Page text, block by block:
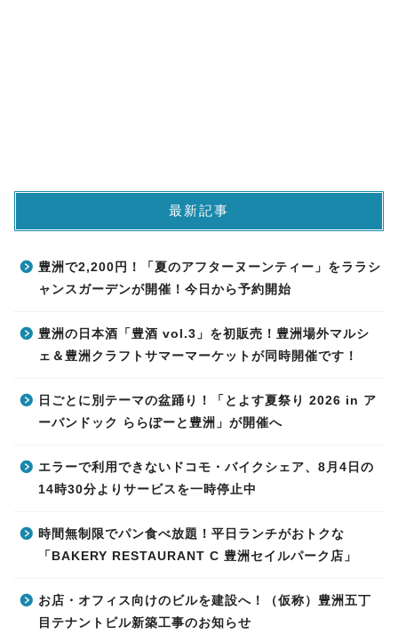
最新記事
豊洲で2,200円！「夏のアフターヌーンティー」をララシ
ャンスガーデンが開催！今日から予約開始
豊洲の日本酒「豊酒 vol.3」を初販売！豊洲場外マルシ
ェ＆豊洲クラフトサマーマーケットが同時開催です！
日ごとに別テーマの盆踊り！「とよす夏祭り 2026 in ア
ーバンドック ららぽーと豊洲」が開催へ
エラーで利用できないドコモ・バイクシェア、8月4日の
14時30分よりサービスを一時停止中
時間無制限でパン食べ放題！平日ランチがおトクな
「BAKERY RESTAURANT C 豊洲セイルパーク店」
お店・オフィス向けのビルを建設へ！（仮称）豊洲五丁
目テナントビル新築工事のお知らせ